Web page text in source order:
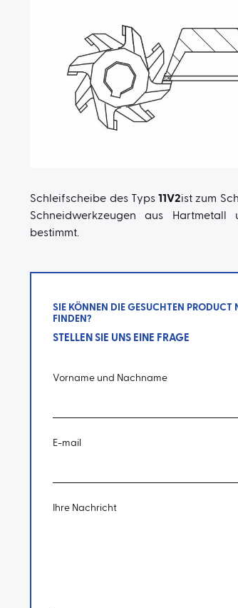
Schleifscheibe des Typs11V2ist zum
Schneidwerkzeugen aus Hartmetall
bestimmt.
SIE KÖNNEN DIE GESUCHTEN PRODUCT
FINDEN?
STELLEN SIE UNS EINE FRAGE
Vorname und Nachname
E-mail
Ihre Nachricht